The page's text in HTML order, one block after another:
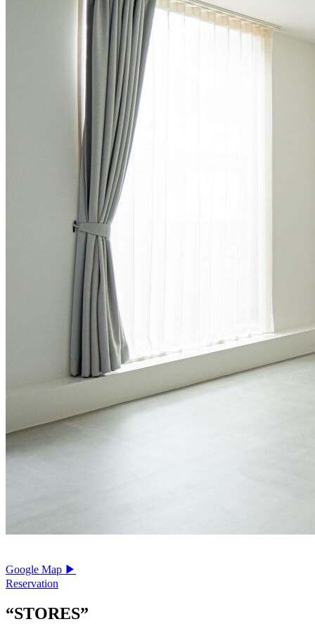
Google Map ▶︎
Reservation
“STORES”